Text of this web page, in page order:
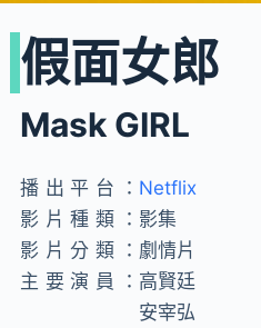
假面女郎
Mask GIRL
播出平台： Netflix
影片種類： 影集
影片分類： 劇情片
主要演員： 高賢廷
安宰弘